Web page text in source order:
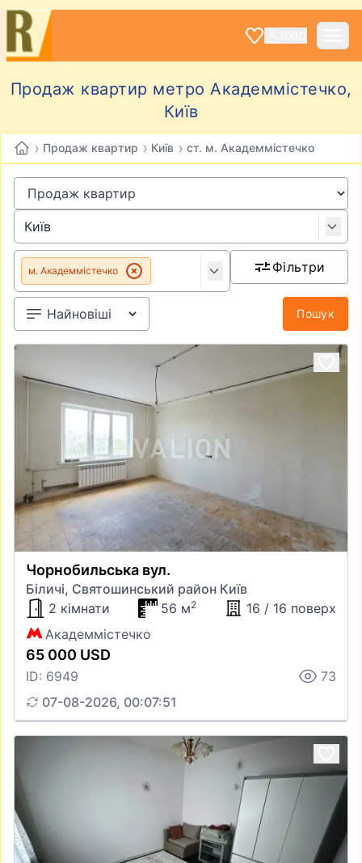
Продаж квартир метро Академмістечко,
Київ
› Продаж квартир › Київ › ст. м. Академмістечко
м. Академмістечко Фільтри
Пошук
Чорнобильська вул.
Біличі, Святошинський район Київ
2 кімнати
56 м2
16 / 16 поверх
Академмістечко
65 000 USD
ID: 6949
73
07-08-2026, 00:07:51